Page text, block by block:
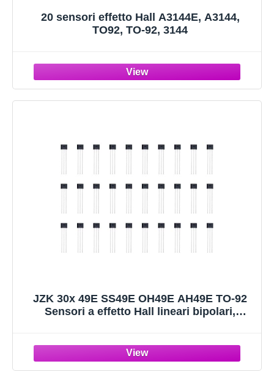
20 sensori effetto Hall A3144E, A3144,
TO92, TO-92, 3144
JZK 30x 49E SS49E OH49E AH49E TO-92
Sensori a effetto Hall lineari bipolari,